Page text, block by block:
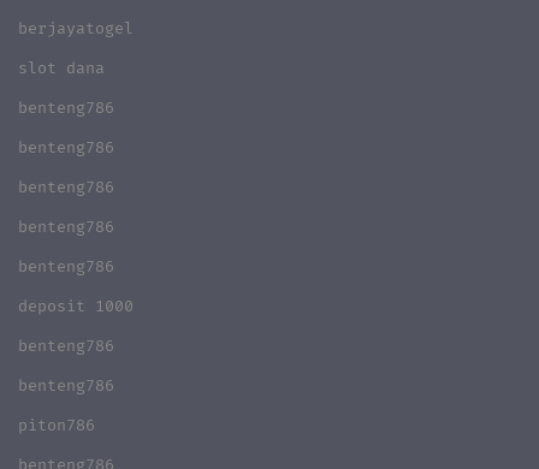
berjayatogel
slot dana
benteng786
benteng786
benteng786
benteng786
benteng786
deposit 1000
benteng786
benteng786
piton786